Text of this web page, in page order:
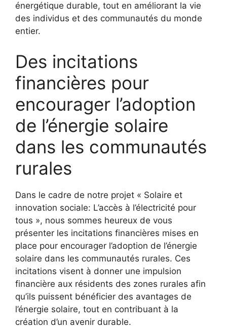
énergétique durable, ​tout en ​améliorant la vie
⁤des individus et des communautés du‌ monde
entier.
Des incitations
financières pour
encourager l’adoption
de l’énergie solaire
dans les communautés
rurales
Dans le cadre ​de notre projet « Solaire et
innovation sociale: L’accès à l’électricité pour
tous », nous sommes heureux de vous
présenter les incitations financières mises‍ en
place pour encourager l’adoption de l’énergie
solaire dans les communautés rurales. Ces
incitations visent à donner une impulsion
financière aux résidents ⁣des zones rurales afin
qu’ils puissent bénéficier​ des avantages de
l’énergie solaire, tout⁣ en contribuant à la
création d’un avenir durable.